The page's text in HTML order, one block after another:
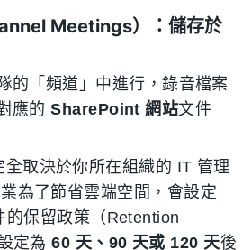
Meetings）：儲存於
的「頻道」中進行，錄音檔案
應的SharePoint 網站文件
全取決於你所在組織的 IT 管理
為了節省雲端空間，會設定
的保留政策（Retention
定為60 天、90 天或 120 天後